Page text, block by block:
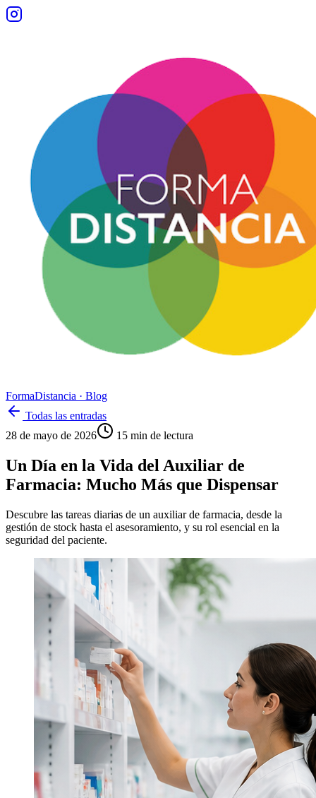
FormaDistancia · Blog
Todas las entradas
28 de mayo de 2026
15 min de lectura
Un Día en la Vida del Auxiliar de
Farmacia: Mucho Más que Dispensar
Descubre las tareas diarias de un auxiliar de farmacia, desde la
gestión de stock hasta el asesoramiento, y su rol esencial en la
seguridad del paciente.